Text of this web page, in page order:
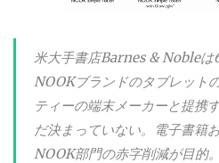
米大手書店Barnes & Nobleは
NOOKブランドのタブレット
ティーの端末メーカーと提携
だ決まっていない。電子書籍
NOOK部門の赤字削減が目的。